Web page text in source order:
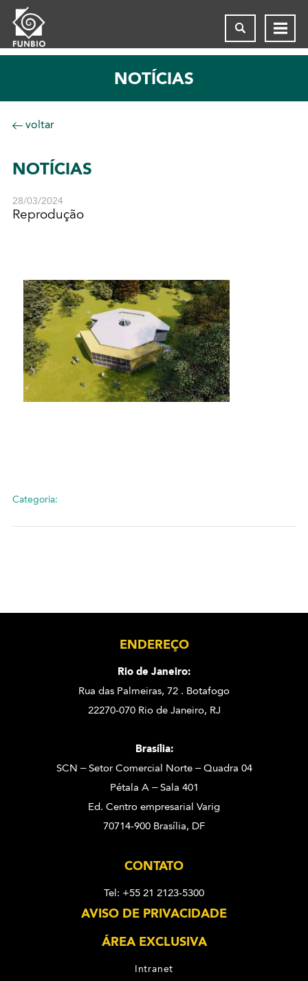
NOTÍCIAS
voltar
NOTÍCIAS
28/03/2024
Reprodução
Categoria:
ENDEREÇO
Rio de Janeiro:
Rua das Palmeiras, 72 . Botafogo
22270-070 Rio de Janeiro, RJ
Brasília:
SCN – Setor Comercial Norte – Quadra 04
Pétala A – Sala 401
Ed. Centro empresarial Varig
70714-900 Brasília, DF
CONTATO
Tel: +55 21 2123-5300
AVISO DE PRIVACIDADE
ÁREA EXCLUSIVA
Intranet